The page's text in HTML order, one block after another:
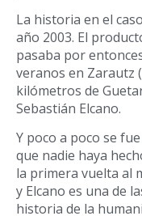
La historia en el
año 2003. El
pasaba por
veranos en Zarautz
kilómetros de
Sebastián Elcano.
Y poco a poco se
que nadie haya
la primera vuelta al
y Elcano es una de
historia de la